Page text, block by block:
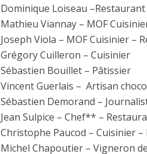
Dominique Loiseau
Mathieu Viannay – MOF
Joseph Viola – MOF Cuisinier –
Grégory Cuilleron – Cuisinier
Sébastien Bouillet – Pâtissier
Vincent Guerlais – Artisan
Sébastien Demorand –
Jean Sulpice – Chef** –
Christophe Paucod – Cuisinier
Michel Chapoutier – Vigneron